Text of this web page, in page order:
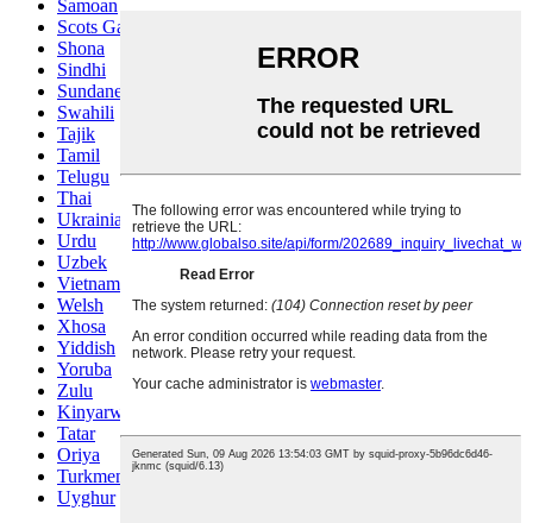
Samoan
Scots Gaelic
Shona
Sindhi
Sundanese
Swahili
Tajik
Tamil
Telugu
Thai
Ukrainian
Urdu
Uzbek
Vietnamese
Welsh
Xhosa
Yiddish
Yoruba
Zulu
Kinyarwanda
Tatar
Oriya
Turkmen
Uyghur